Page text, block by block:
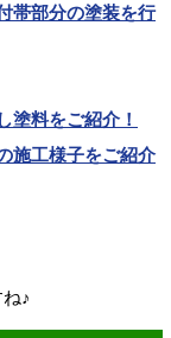
帯部分の塗装を行
料をご紹介！
施工様子をご紹介
♪